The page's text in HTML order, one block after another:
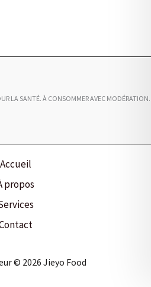
LA SANTÉ. À CONSOMMER AVEC MODÉRATION.
Accueil
propos
© 2026 Jieyo Food